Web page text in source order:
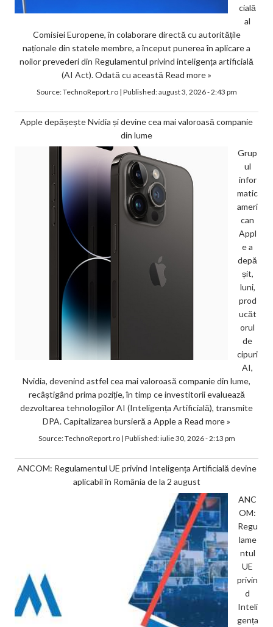
cială
al
Comisiei Europene, în colaborare directă cu autoritățile
naționale din statele membre, a început punerea în aplicare a
noilor prevederi din Regulamentul privind inteligența artificială
(AI Act). Odată cu această Read more »
Source:TechnoReport.ro| Published:august 3, 2026 - 2:43 pm
Apple depășește Nvidia și devine cea mai valoroasă companie
din lume
Grup
ul
infor
matic
ameri
can
Appl
e a
depă
șit,
luni,
prod
ucăt
orul
de
cipuri
AI,
Nvidia, devenind astfel cea mai valoroasă companie din lume,
recâștigând prima poziție, în timp ce investitorii evaluează
dezvoltarea tehnologiilor AI (Inteligența Artificială), transmite
DPA. Capitalizarea bursieră a Apple a Read more »
Source:TechnoReport.ro| Published:iulie 30, 2026 - 2:13 pm
ANCOM: Regulamentul UE privind Inteligența Artificială devine
aplicabil în România de la 2 august
ANC
OM:
Regu
lame
ntul
UE
privin
d
Inteli
gența